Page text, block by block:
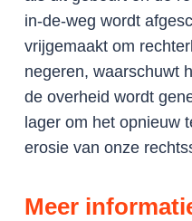
in-de-weg wordt
vrijgemaakt om
negeren, waarschuwt
de overheid wordt
lager om het opnieuw
erosie van onze
Meer